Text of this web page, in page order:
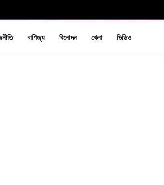
বাণিজ্য বিনোদন খেলা ভিডিও